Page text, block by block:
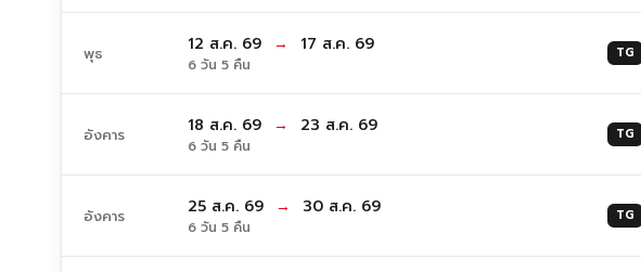
พุธ 12 ส.ค. 69 → 17 ส.ค. 69
6 วัน 5 คืน
TG
อังคาร 18 ส.ค. 69 → 23 ส.ค. 69
6 วัน 5 คืน
TG
อังคาร 25 ส.ค. 69 → 30 ส.ค. 69
6 วัน 5 คืน
TG